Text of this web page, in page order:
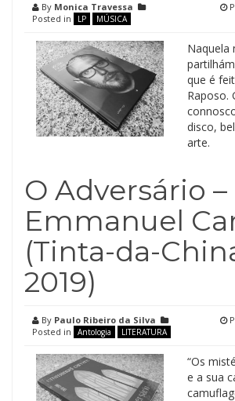
By Monica Travessa
Posted in
LP MÚSICA
Naquela
que é
Raposo.
disco,
arte.
O Adversário –
Emmanuel
(Tinta-da-
2019)
By Paulo Ribeiro da Silva
Posted in
Antologia LITERATURA
“Os
e a sua